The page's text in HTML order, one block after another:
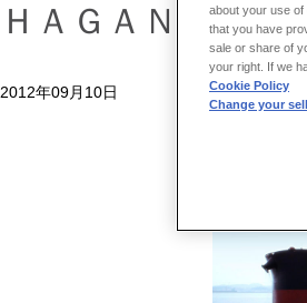
ＨＡＧＡＮＧ Ｖ
2012年09月10日
about your use of
that you have
sale or share of
your right. If we
Cookie Policy
Change your